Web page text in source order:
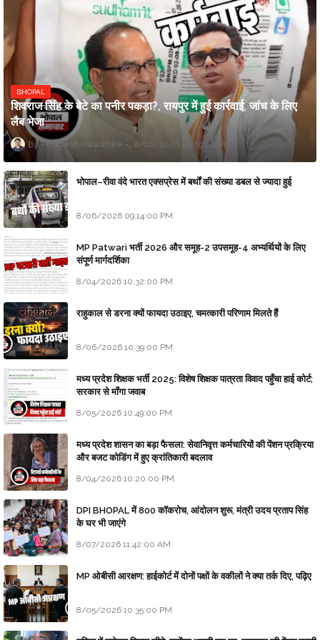
BHOPAL
शिवराज सिंह के बेटे का पनीर पकड़ा?, रायपुर में हुई कार्रवाई, जांच के लिए
लैब भेजा
Updesh Awasthee 8/06/2026 10:09:00 PM
भोपाल–रीवा वंदे भारत एक्सप्रेस में बर्थों की संख्या डबल से ज्यादा हुई
8/06/2026 09:14:00 PM
MP Patwari भर्ती 2026 और समूह-2 उपसमूह-4 अभ्यर्थियों के लिए
संपूर्ण मार्गदर्शिका
8/04/2026 10:32:00 PM
राहुकाल से डरना क्यों फायदा उठाइए, चमत्कारी परिणाम मिलते हैं
8/06/2026 10:39:00 PM
मध्य प्रदेश शिक्षक भर्ती 2025: विशेष शिक्षक पात्रता विवाद पहुँचा हाई कोर्ट;
सरकार से माँगा जवाब
8/05/2026 10:49:00 PM
मध्य प्रदेश शासन का बड़ा फैसला: सेवानिवृत्त कर्मचारियों की पेंशन प्रक्रिया
और बजट कोडिंग में हुए क्रांतिकारी बदलाव
8/04/2026 10:20:00 PM
DPI BHOPAL में 800 कॉकरोच, आंदोलन शुरू, मंत्री उदय प्रताप सिंह
के घर भी जाएंगे
8/07/2026 11:42:00 AM
MP ओबीसी आरक्षण: हाईकोर्ट में दोनों पक्षों के वकीलों ने क्या तर्क दिए, पढ़िए
8/05/2026 10:35:00 PM